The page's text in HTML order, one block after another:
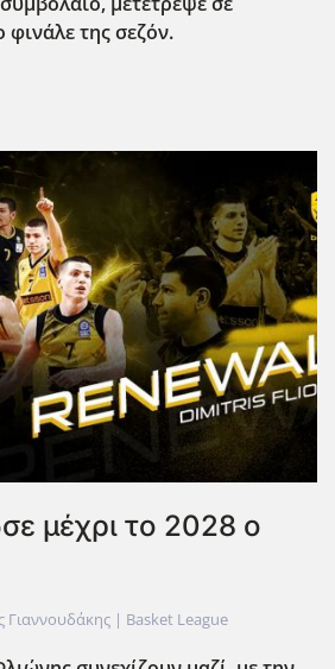
φινάλε της σεζόν.
μέχρι το 2028 ο
Γιαννουδάκης | Basket League